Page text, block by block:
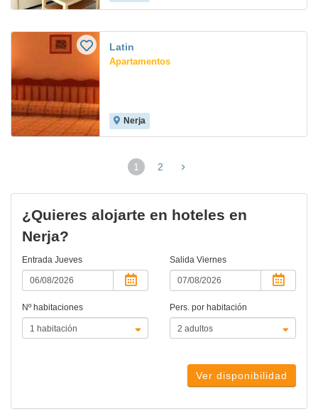
Latin
Apartamentos
Nerja
1
(página
2
¿Quieres alojarte en hoteles en
Nerja?
Entrada Jueves Salida Viernes
Nº habitaciones Pers. por habitación
Ver disponibilidad